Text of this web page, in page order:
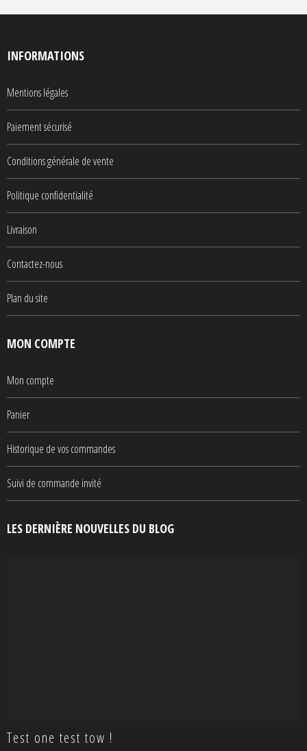
INFORMATIONS
Mentions légales
Paiement sécurisé
Conditions générale de vente
Politique confidentialité
Livraison
Contactez-nous
Plan du site
MON COMPTE
Mon compte
Panier
Historique de vos commandes
Suivi de commande invité
LES DERNIÈRE NOUVELLES DU BLOG
Test one test tow !